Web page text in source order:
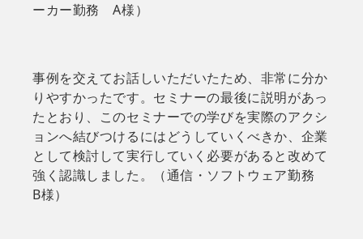
ーカー勤務 A様）
事例を交えてお話しいただいたため、非常に分か
りやすかったです。セミナーの最後に説明があっ
たとおり、このセミナーでの学びを実際のアクシ
ョンへ結びつけるにはどうしていくべきか、企業
として検討して実行していく必要があると改めて
強く認識しました。（通信・ソフトウェア勤務
B様）